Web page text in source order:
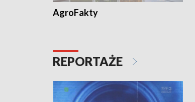
AgroFakty
REPORTAŻE